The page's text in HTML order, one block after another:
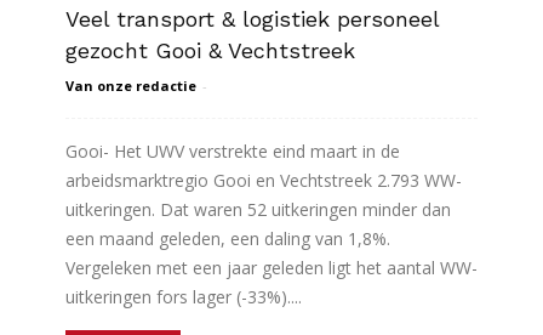
Veel transport & logistiek personeel
gezocht Gooi & Vechtstreek
Van onze redactie -
Gooi- Het UWV verstrekte eind maart in de
arbeidsmarktregio Gooi en Vechtstreek 2.793 WW-
uitkeringen. Dat waren 52 uitkeringen minder dan
een maand geleden, een daling van 1,8%.
Vergeleken met een jaar geleden ligt het aantal WW-
uitkeringen fors lager (-33%)....